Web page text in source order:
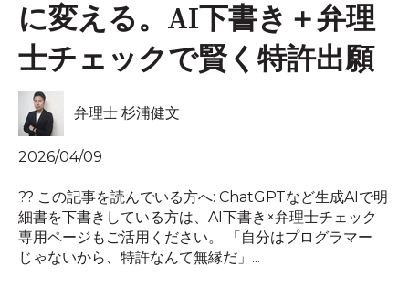
に変える。AI下書き＋弁理
士チェックで賢く特許出願
弁理士 杉浦健文
2026/04/09
?? この記事を読んでいる方へ: ChatGPTなど生成AIで明
細書を下書きしている方は、AI下書き×弁理士チェック
専用ページもご活用ください。 「自分はプログラマー
じゃないから、特許なんて無縁だ」...